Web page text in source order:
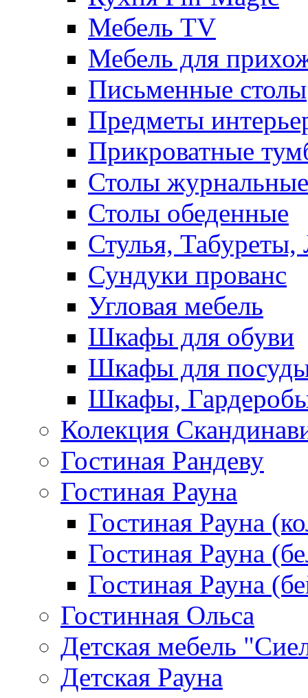
Мебель TV
Мебель для
Письменные столы
Предметы
Прикроватные
Столы журнальные
Столы обеденные
Стулья, Табуреты,
Сундуки прованс
Угловая мебель
Шкафы для обуви
Шкафы для
Шкафы,
Колекция
Гостиная Рандеву
Гостиная Рауна
Гостиная Рауна
Гостиная Рауна
Гостиная Рауна
Гостинная Ольса
Детская мебель
Детская Рауна